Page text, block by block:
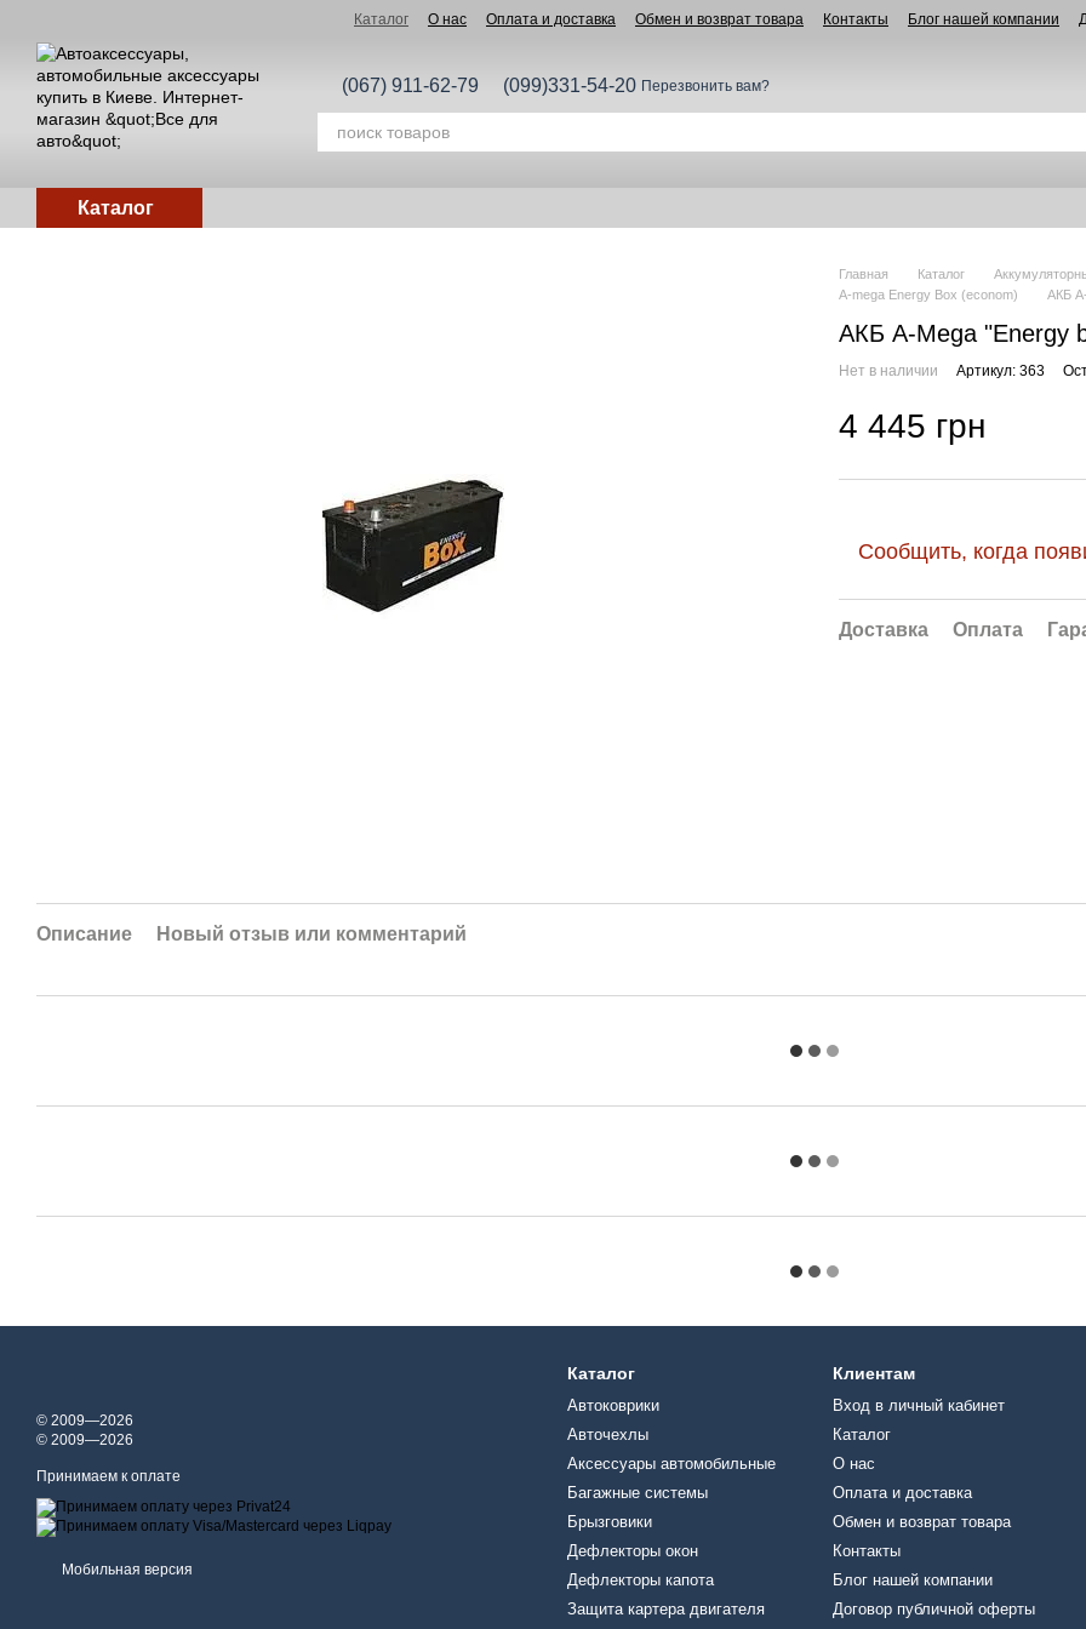
Каталог О нас Оплата и доставка Обмен и возврат товара Контакты Блог нашей компании
(067) 911-62-79 (099)331-54-20 Перезвонить вам?
Каталог
Главная Каталог
A-mega Energy Box (econom)
АКБ
АКБ A-Mega "Energy
Нет в наличии Артикул: 363
4 445 грн
Сообщить, когда
Доставка Оплата
Описание Новый отзыв или комментарий
© 2009—2026
© 2009—2026
Принимаем к оплате
Мобильная версия
Каталог
Автоковрики
Авточехлы
Аксессуары автомобильные
Багажные системы
Брызговики
Дефлекторы окон
Дефлекторы капота
Защита картера двигателя
Клиентам
Вход в личный кабинет
Каталог
О нас
Оплата и доставка
Обмен и возврат товара
Контакты
Блог нашей компании
Договор публичной оферты